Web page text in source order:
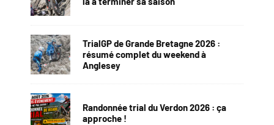
TrialGP de Grande Bretagne 2026 :
résumé complet du weekend à
Anglesey
Randonnée trial du Verdon 2026 : ça
approche !